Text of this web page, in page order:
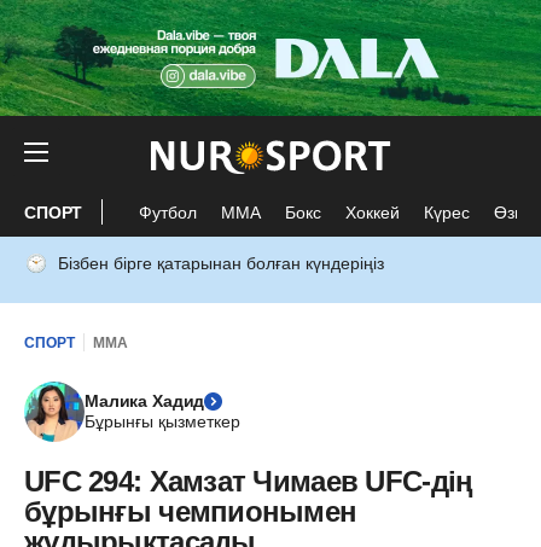
СПОРТ Футбол ММА Бокс Хоккей Күрес Өзге
Бізбен бірге қатарынан болған күндеріңіз
СПОРТ ММА
Малика Хадид
Бұрынғы қызметкер
UFC 294: Хамзат Чимаев UFC-дің
бұрынғы чемпионымен